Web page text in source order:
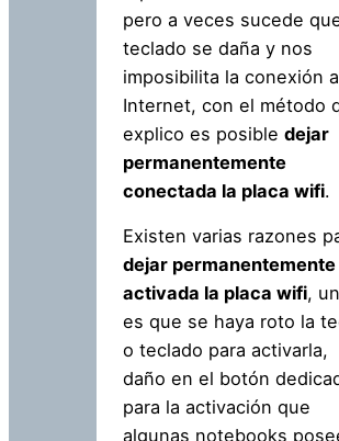
pero a veces sucede
teclado se daña y nos
imposibilita la conexión a
Internet, con el método
explico es posible dejar
permanentemente
conectada la placa wifi.
Existen varias razones
dejar permanentemente
activada la placa wifi,
es que se haya roto la
o teclado para activarla,
daño en el botón
para la activación que
algunas notebooks